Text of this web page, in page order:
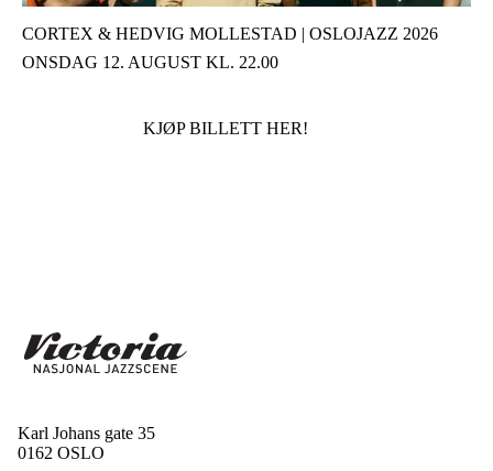
CORTEX & HEDVIG MOLLESTAD | OSLOJAZZ 2026
ONSDAG 12. AUGUST KL. 22.00
KJØP BILLETT HER!
Karl Johans gate 35
0162 OSLO